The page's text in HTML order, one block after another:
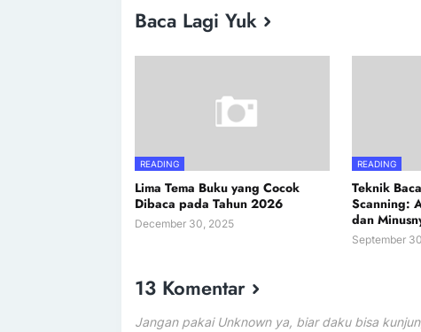
Baca Lagi Yuk
READING
Lima Tema Buku yang Cocok
Dibaca pada Tahun 2026
December 30, 2025
READING
Teknik
Scanning:
dan
September
13 Komentar
Jangan pakai Unknown ya, biar daku bisa